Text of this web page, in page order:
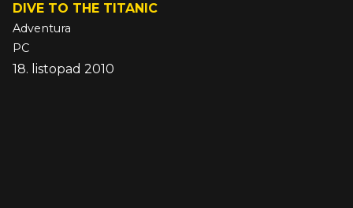
DIVE TO THE TITANIC
Adventura
PC
18. listopad 2010